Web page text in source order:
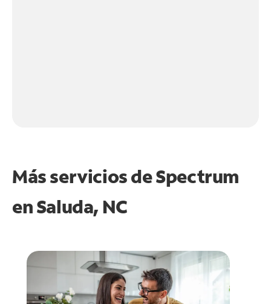
Más servicios de Spectrum
enSaluda, NC